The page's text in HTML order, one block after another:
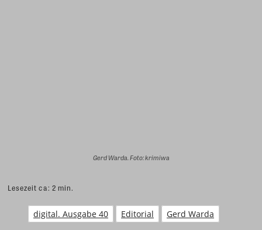
Gerd Warda. Foto: krimiwa
Lesezeit ca: 2 min.
digital. Ausgabe 40 Editorial Gerd Warda